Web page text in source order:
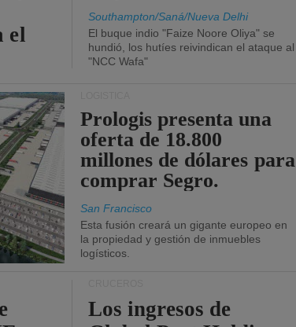
el
Southampton/Saná/Nueva Delhi
El buque indio "Faize Noore Oliya" se
hundió, los hutíes reivindican el ataque al
"NCC Wafa"
Prologis presenta una
oferta de 18.800
millones de dólares para
comprar Segro.
San Francisco
Esta fusión creará un gigante europeo en
la propiedad y gestión de inmuebles
logísticos.
Los ingresos de